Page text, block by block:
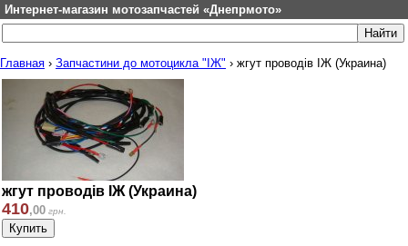
Интернет-магазин мотозапчастей «Днепрмото»
Главная › Запчастини до мотоцикла "ІЖ" › жгут проводів ІЖ (Украина)
жгут проводів ІЖ (Украина)
410,00 грн.